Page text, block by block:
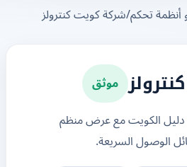
تحكم/شركة كويت كنترولز
موثق
مع عرض منظم
السريعة.